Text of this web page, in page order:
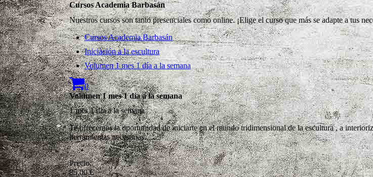
Cursos Academia Barbasán
Nuestros cursos son tanto presenciales como online. ¡Elige el curso que más se adapte a tus
Cursos Academia Barbasán
Iniciación a la escultura
Volumen 1 mes 1 día a la semana
0
Volumen 1 mes 1 día a la semana
1 mes 1 día a la semana
Te ofrecemos la oportunidad de iniciarte en el mundo tridimensional de la escultura , a
herramientas necesarias.
Precio:
85,00 €